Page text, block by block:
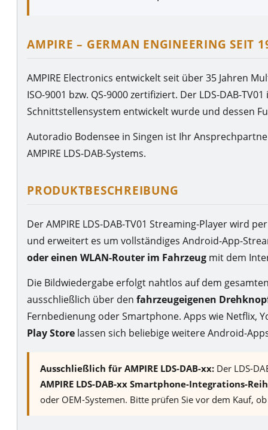
AMPIRE – GERMAN ENGINEERING SEIT
AMPIRE Electronics entwickelt seit über 35 Jahren
ISO-9001 bzw. QS-9000 zertifiziert. Der LDS-DAB-
Schnittstellensystem entwickelt wurde und dessen
Autoradio Bodensee in Singen ist Ihr
AMPIRE LDS-DAB-Systems.
PRODUKTBESCHREIBUNG
Der AMPIRE LDS-DAB-TV01 Streaming-Player wird
und erweitert es um vollständiges Android-App-
oder einen WLAN-Router im Fahrzeug mit dem
Die Bildwiedergabe erfolgt nahtlos auf dem
ausschließlich über den fahrzeugeigenen
Fernbedienung oder Smartphone. Apps wie Netflix,
Play Store lassen sich beliebige weitere Android-
Ausschließlich für AMPIRE LDS-DAB-xx: Der LDS-
AMPIRE LDS-DAB-xx Smartphone-Integrations-
oder OEM-Systemen. Bitte prüfen Sie vor dem Kauf,